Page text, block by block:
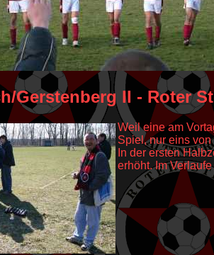
Gerstenberg II - Roter
Weil eine am
Spiel, nur eins
In der ersten
erhöht. Im